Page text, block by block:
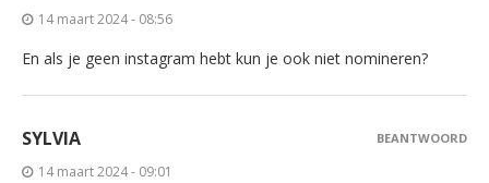
14 maart 2024 - 08:56
En als je geen instagram hebt kun je ook niet nomineren?
SYLVIA
14 maart 2024 - 09:01
BEANTWOORD